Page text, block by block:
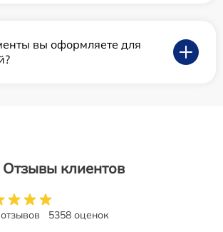
вы оформляете для
Отзывы клиентов
5358 оценок